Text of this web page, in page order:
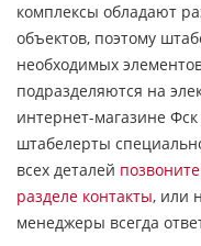
комплексы обладают
объектов, поэтому
необходимых
подразделяются на
интернет-магазине
штабелерты
всех деталей
разделе контакты, или
менеджеры всегда